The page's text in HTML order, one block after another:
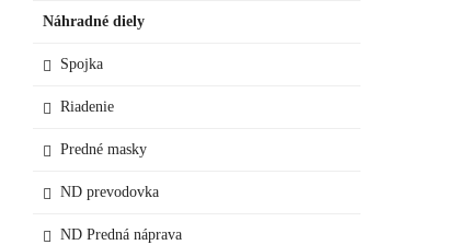
Náhradné diely
Spojka
Riadenie
Predné masky
ND prevodovka
ND Predná náprava